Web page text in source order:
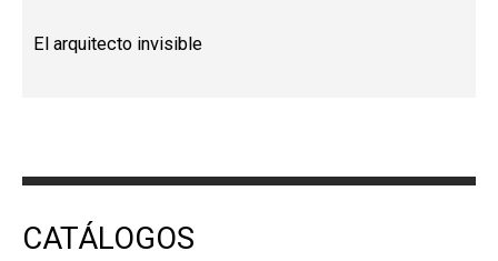
El arquitecto invisible
CATÁLOGOS